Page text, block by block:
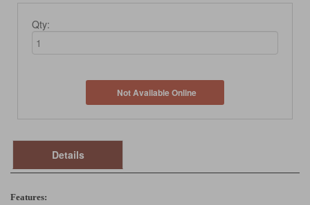
Qty:
Not Available Online
Details
Features: